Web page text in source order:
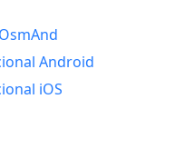
Android
iOS